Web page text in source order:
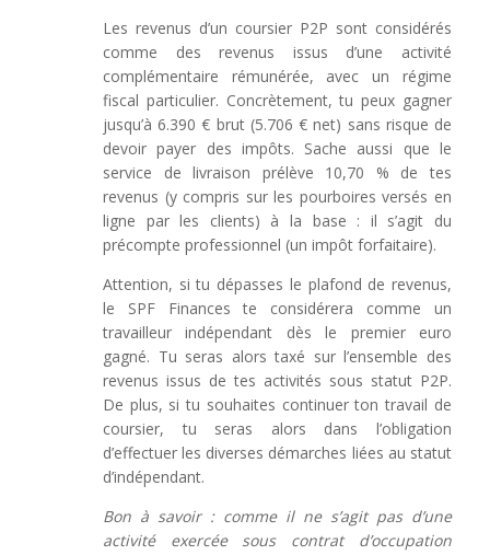
Les revenus d’un coursier P2P sont considérés
comme des revenus issus d’une activité
complémentaire rémunérée, avec un régime
fiscal particulier. Concrètement, tu peux gagner
jusqu’à 6.390 € brut (5.706 € net) sans risque de
devoir payer des impôts. Sache aussi que le
service de livraison prélève 10,70 % de tes
revenus (y compris sur les pourboires versés en
ligne par les clients) à la base : il s’agit du
précompte professionnel (un impôt forfaitaire).
Attention, si tu dépasses le plafond de revenus,
le SPF Finances te considérera comme un
travailleur indépendant dès le premier euro
gagné. Tu seras alors taxé sur l’ensemble des
revenus issus de tes activités sous statut P2P.
De plus, si tu souhaites continuer ton travail de
coursier, tu seras alors dans l’obligation
d’effectuer les diverses démarches liées au statut
d’indépendant.
Bon à savoir : comme il ne s’agit pas d’une
activité exercée sous contrat d’occupation